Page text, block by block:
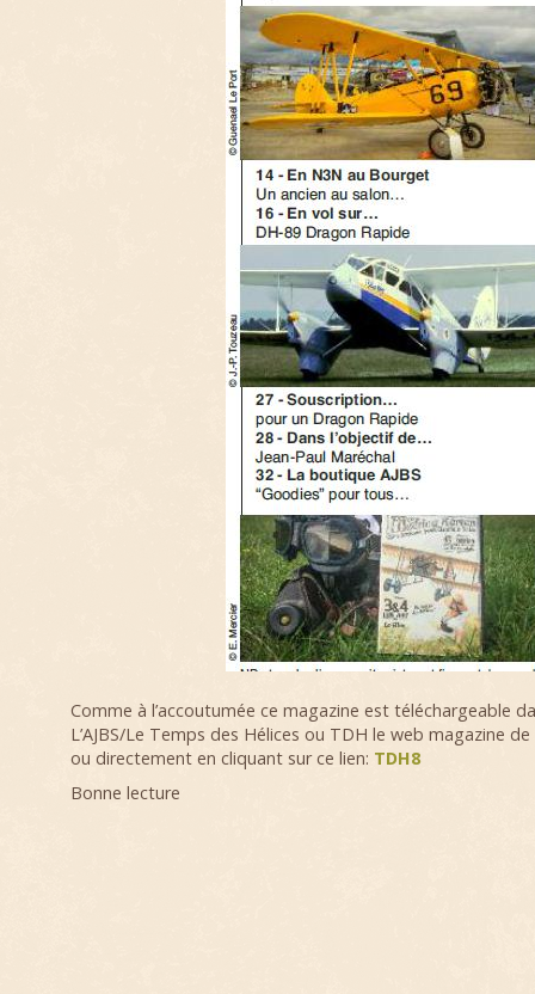
Comme à l’accoutumée ce magazine est téléchargeable
L’AJBS/Le Temps des Hélices ou TDH le web magazine de
ou directement en cliquant sur ce lien: TDH8
Bonne lecture